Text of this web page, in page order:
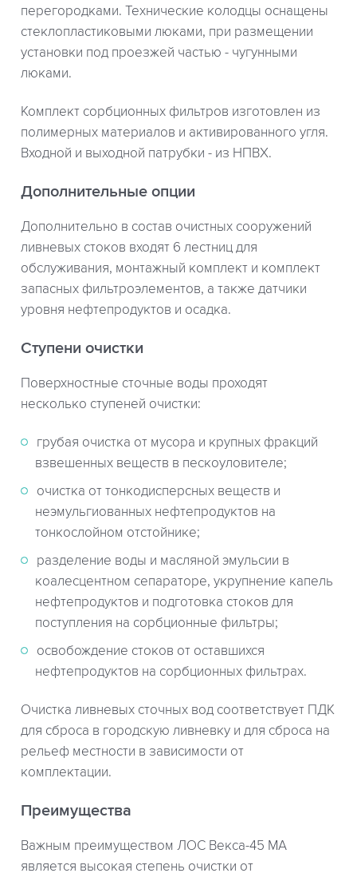
перегородками. Технические колодцы оснащены
стеклопластиковыми люками, при размещении
установки под проезжей частью - чугунными
люками.
Комплект сорбционных фильтров изготовлен из
полимерных материалов и активированного угля.
Входной и выходной патрубки - из НПВХ.
Дополнительные опции
Дополнительно в состав очистных сооружений
ливневых стоков входят 6 лестниц для
обслуживания, монтажный комплект и комплект
запасных фильтроэлементов, а также датчики
уровня нефтепродуктов и осадка.
Ступени очистки
Поверхностные сточные воды проходят
несколько ступеней очистки:
грубая очистка от мусора и крупных фракций
взвешенных веществ в пескоуловителе;
очистка от тонкодисперсных веществ и
неэмульгиованных нефтепродуктов на
тонкослойном отстойнике;
разделение воды и масляной эмульсии в
коалесцентном сепараторе, укрупнение капель
нефтепродуктов и подготовка стоков для
поступления на сорбционные фильтры;
освобождение стоков от оставшихся
нефтепродуктов на сорбционных фильтрах.
Очистка ливневых сточных вод соответствует ПДК
для сброса в городскую ливневку и для сброса на
рельеф местности в зависимости от
комплектации.
Преимущества
Важным преимуществом ЛОС Векса-45 МА
является высокая степень очистки от